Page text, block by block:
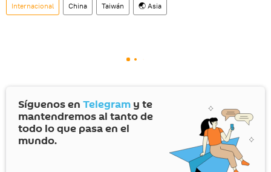
Internacional China Taiwán 🌏 Asia
Síguenos en Telegram y te
mantendremos al tanto de
todo lo que pasa en el
mundo.